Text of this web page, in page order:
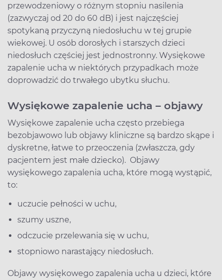
przewodzeniowy o różnym stopniu nasilenia
(zazwyczaj od 20 do 60 dB) i jest najczęściej
spotykaną przyczyną niedosłuchu w tej grupie
wiekowej. U osób dorosłych i starszych dzieci
niedosłuch częściej jest jednostronny. Wysiękowe
zapalenie ucha w niektórych przypadkach może
doprowadzić do trwałego ubytku słuchu.
Wysiękowe zapalenie ucha – objawy
Wysiękowe zapalenie ucha często przebiega
bezobjawowo lub objawy kliniczne są bardzo skąpe i
dyskretne, łatwe to przeoczenia (zwłaszcza, gdy
pacjentem jest małe dziecko). Objawy
wysiękowego zapalenia ucha, które mogą wystąpić,
to:
uczucie pełności w uchu,
szumy uszne,
odczucie przelewania się w uchu,
stopniowo narastający niedosłuch.
Objawy wysiękowego zapalenia ucha u dzieci, które